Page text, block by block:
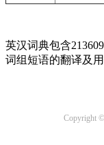
英汉词典包含
词组短语的翻译及
Copyright ©